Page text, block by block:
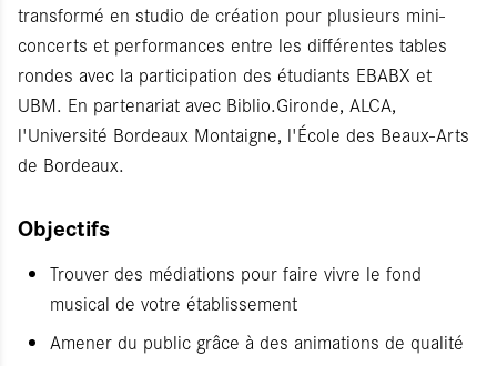
transformé en studio de création pour plusieurs mini-
concerts et performances entre les différentes tables
rondes avec la participation des étudiants EBABX et
UBM. En partenariat avec Biblio.Gironde, ALCA,
l'Université Bordeaux Montaigne, l'École des Beaux-Arts
de Bordeaux.
Objectifs
Trouver des médiations pour faire vivre le fond
musical de votre établissement
Amener du public grâce à des animations de qualité